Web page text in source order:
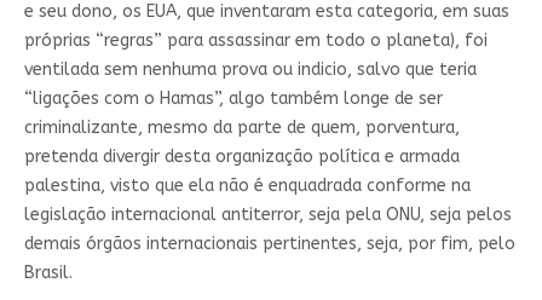
e seu dono, os EUA, que inventaram esta categoria, em suas
próprias “regras” para assassinar em todo o planeta), foi
ventilada sem nenhuma prova ou indicio, salvo que teria
“ligações com o Hamas”, algo também longe de ser
criminalizante, mesmo da parte de quem, porventura,
pretenda divergir desta organização política e armada
palestina, visto que ela não é enquadrada conforme na
legislação internacional antiterror, seja pela ONU, seja pelos
demais órgãos internacionais pertinentes, seja, por fim, pelo
Brasil.